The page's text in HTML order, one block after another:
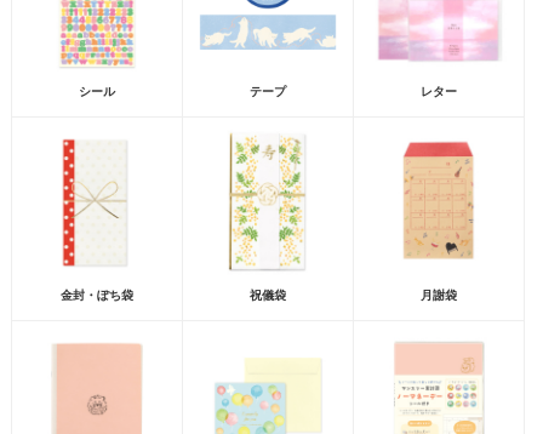
シール テープ レター
金封・ぽち袋 祝儀袋 月謝袋